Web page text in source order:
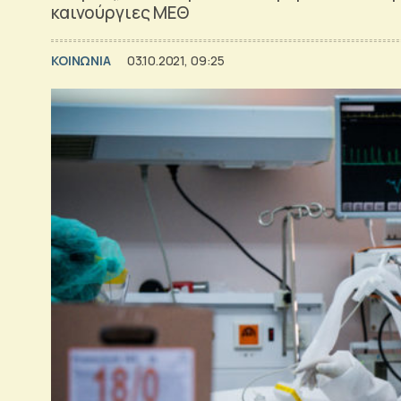
καινούργιες ΜΕΘ
ΚΟΙΝΩΝΙΑ 03.10.2021, 09:25